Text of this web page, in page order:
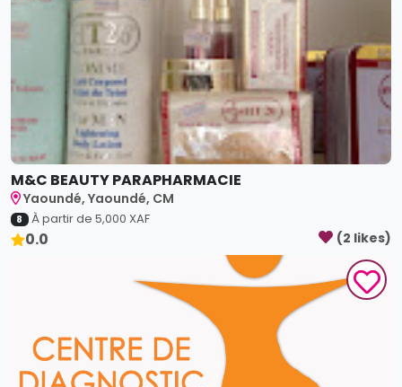
M&C BEAUTY PARAPHARMACIE
Yaoundé, Yaoundé, CM
8 À partir de 5,000 XAF
0.0 (2 likes)